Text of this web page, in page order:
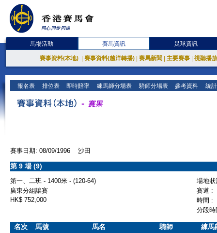
馬場活動 賽馬資訊 足球資訊
賽事資料(本地) 賽事資料(越洋轉播) 賽馬新聞 主要賽事 視聽播
報名表 排位表 即時賠率 練馬師分場表 騎師分場表 參考資料 統
賽事日期: 08/09/1996 沙田
第 9 場 (9)
第一、二班 - 1400米 - (120-64)
場地
廣東分組讓賽
賽道 :
HK$ 752,000
時間 :
分段
名次 馬號 馬名 騎師 練馬